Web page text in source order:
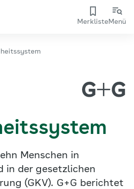
MerklisteMenü
Menschen in
in der gesetzlichen
(GKV). G+G berichtet